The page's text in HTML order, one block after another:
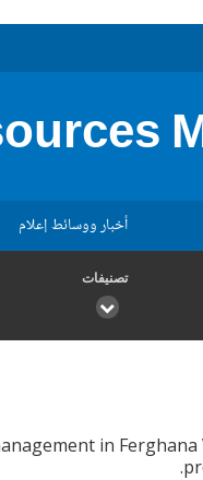
أخبار ووسائط إعلام
تصنيفات
in